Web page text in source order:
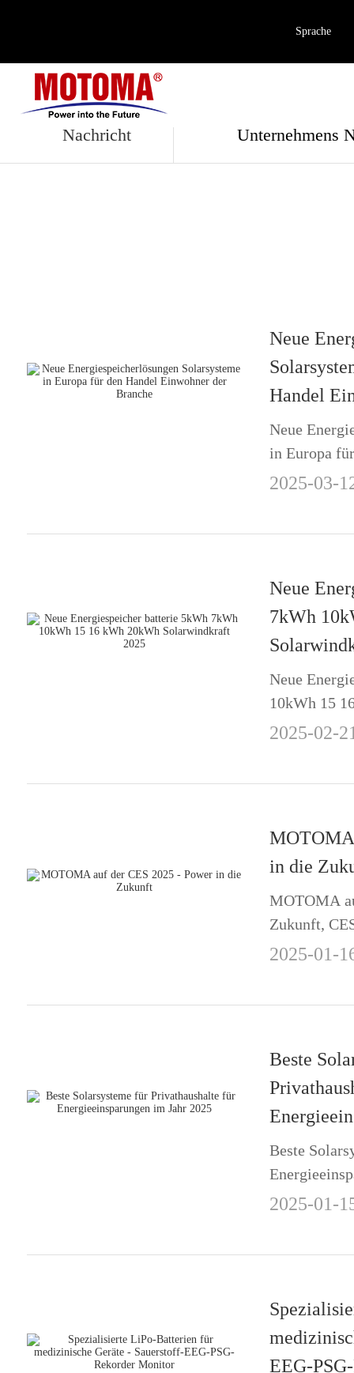
Sprache
Unternehmens
Nachricht Unternehmens
Neue
Handel
Neue
in Europa
Branche
2025-03-
Neue
7kWh
Neue
10kWh 15
2025
2025-02-
MOTOMA
in die
MOTOMA
Zukunft,
Uhrenring
2025-01-
Beste
Beste
2025-01-
EEG-